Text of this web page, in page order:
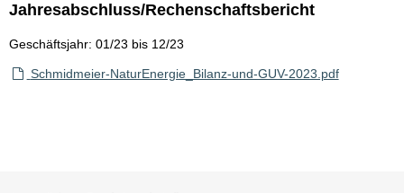
Jahresabschluss/Rechenschaftsbericht
Geschäftsjahr: 01/23 bis 12/23
Schmidmeier-NaturEnergie_Bilanz-und-GUV-2023.pdf